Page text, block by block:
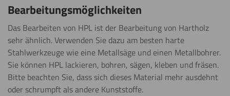
6mm
Alle anzeigen
8mm
Alle anzeigen
Bearbeitungsmöglichkeiten
Das Bearbeiten von HPL ist der Bearbeitung von Hartholz
sehr ähnlich. Verwenden Sie dazu am besten harte
Stahlwerkzeuge wie eine Metallsäge und einen Metallbohrer.
Sie können HPL lackieren, bohren, sägen, kleben und fräsen.
Bitte beachten Sie, dass sich dieses Material mehr ausdehnt
oder schrumpft als andere Kunststoffe.